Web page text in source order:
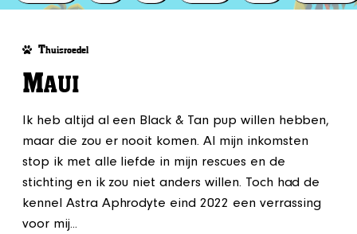
Thuisroedel
MAUI
Ik heb altijd al een Black & Tan pup willen hebben,
maar die zou er nooit komen. Al mijn inkomsten
stop ik met alle liefde in mijn rescues en de
stichting en ik zou niet anders willen. Toch had de
kennel Astra Aphrodyte eind 2022 een verrassing
voor mij...